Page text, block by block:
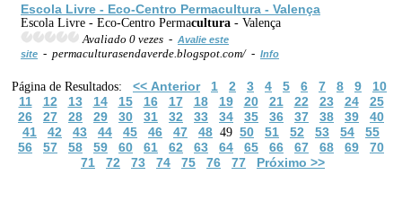
Escola Livre - Eco-Centro Permacultura - Valença
Escola Livre - Eco-Centro Permacultura - Valença
Avaliado 0 vezes - Avalie este
site - permaculturasendaverde.blogspot.com/ - Info
Página de Resultados: << Anterior 1 2 3 4 5 6 7 8 9
10
11
12 13 14 15 16 17 18 19 20 21 22 23 24
25
26
27 28 29 30 31 32 33 34 35 36 37 38 39
40
41
42 43 44 45 46 47 48 49 50 51 52 53 54
55
56
57 58 59 60 61 62 63 64 65 66 67 68 69
70
71
72 73 74 75 76 77 Próximo >>